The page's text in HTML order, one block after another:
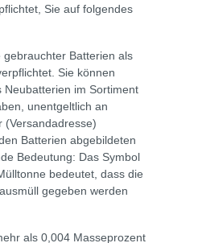
Sie auf folgendes
gebrauchter Batterien als
Sie können
Neubatterien im Sortiment
unentgeltlich an
(Versandadresse)
Batterien abgebildeten
Bedeutung: Das Symbol
bedeutet, dass die
gegeben werden
als 0,004 Masseprozent